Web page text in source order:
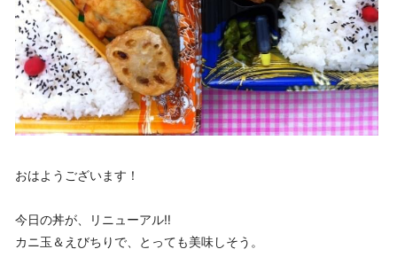
おはようございます！
今日の丼が、リニューアル‼
カニ玉＆えびちりで、とっても美味しそう。